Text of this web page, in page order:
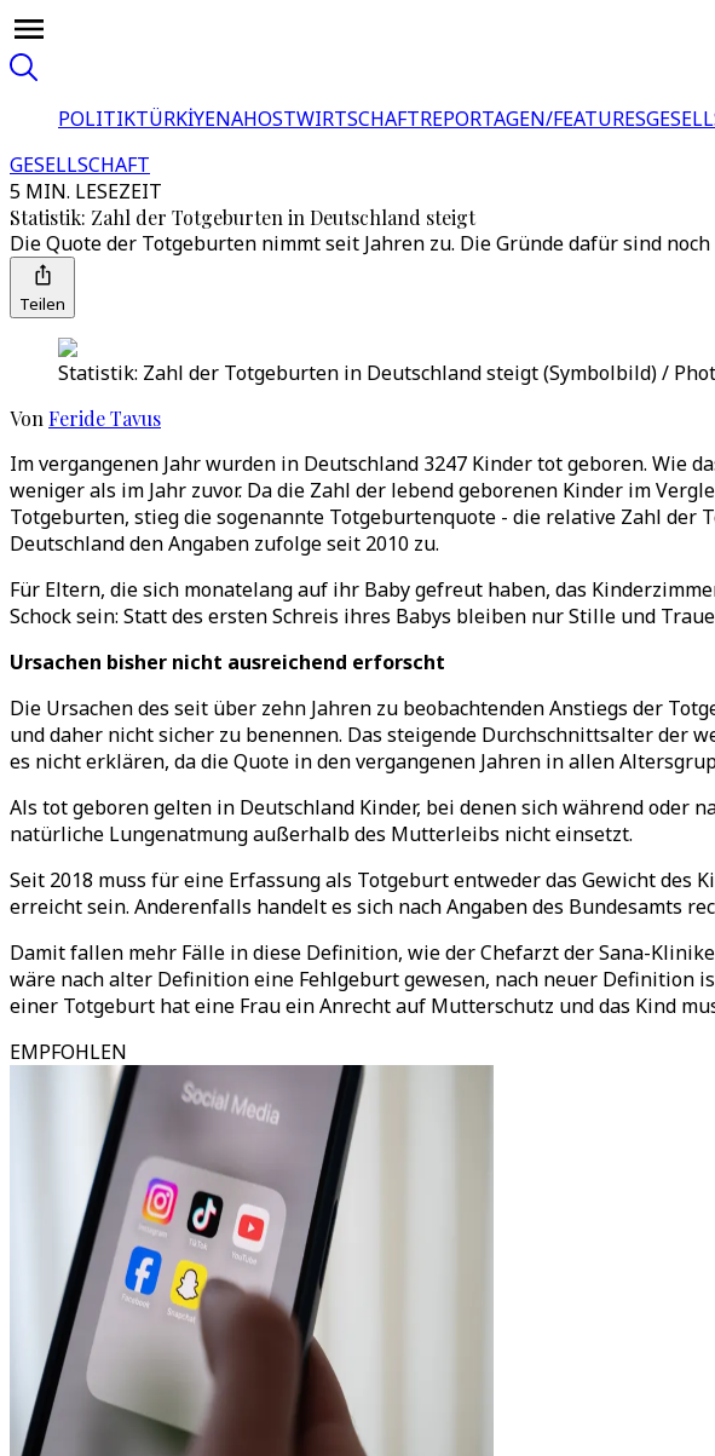
POLITIKTÜRKİYENAHOSTWIRTSCHAFTREPORTAGEN/FEATURES
GESELLSCHAFT
5 MIN. LESEZEIT
Statistik: Zahl der Totgeburten in Deutschland steigt
Die Quote der Totgeburten nimmt seit Jahren zu. Die Gründe dafür sind
Teilen
Statistik: Zahl der Totgeburten in Deutschland steigt (Symbolbild) /
Von Feride Tavus
Im vergangenen Jahr wurden in Deutschland 3247 Kinder tot geboren. Wie
weniger als im Jahr zuvor. Da die Zahl der lebend geborenen Kinder im
Totgeburten, stieg die sogenannte Totgeburtenquote - die relative Zahl der
Deutschland den Angaben zufolge seit 2010 zu.
Für Eltern, die sich monatelang auf ihr Baby gefreut haben, das
Schock sein: Statt des ersten Schreis ihres Babys bleiben nur Stille und
Ursachen bisher nicht ausreichend erforscht
Die Ursachen des seit über zehn Jahren zu beobachtenden Anstiegs der
und daher nicht sicher zu benennen. Das steigende Durchschnittsalter
es nicht erklären, da die Quote in den vergangenen Jahren in allen
Als tot geboren gelten in Deutschland Kinder, bei denen sich während oder
natürliche Lungenatmung außerhalb des Mutterleibs nicht einsetzt.
Seit 2018 muss für eine Erfassung als Totgeburt entweder das Gewicht des
erreicht sein. Anderenfalls handelt es sich nach Angaben des Bundesamts
Damit fallen mehr Fälle in diese Definition, wie der Chefarzt der Sana-
wäre nach alter Definition eine Fehlgeburt gewesen, nach neuer Definition
einer Totgeburt hat eine Frau ein Anrecht auf Mutterschutz und das Kind
EMPFOHLEN